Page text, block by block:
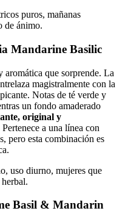
puros, mañanas
de ánimo.
Mandarine Basilic
que sorprende. La
magistralmente con la
Notas de té verde y
un fondo amaderado
original y
Pertenece a una línea con
pero esta combinación es
uso diurno, mujeres que
Basil & Mandarin